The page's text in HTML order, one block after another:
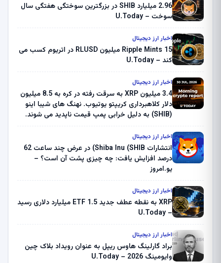
2.96 میلیارد SHIB در بزرگترین سوختگی هفتگی سال
سوخت – U.Today
اخبار ارز دیجیتال
Ripple Mints 15 میلیون RLUSD در اتریوم کسب می
کند – U.Today
اخبار ارز دیجیتال
3.4 میلیون XRP به سرقت رفته در کره به 8.5 میلیون
دلار کلاهبرداری کریپتو یوتیوب. نهنگ های شیبا اینو
(SHIB) به دلیل خرابی پمپ قیمت ناپدید می شوند.
ثبت کرد – گزارش کریپتو صبح – U.Today
اخبار ارز دیجیتال
انتشارات Shiba Inu (SHIB) در عرض چند ساعت 62
درصد افزایش یافت: چه چیزی پشت آن است؟ –
یو.امروز
اخبار ارز دیجیتال
XRP به نقطه عطف جدید ETF 1.5 میلیارد دلاری رسید
– U.Today
اخبار ارز دیجیتال
براد گارلینگ هاوس ریپل به عنوان رویداد بلاک چین
وایومینگ 2026 – U.Today